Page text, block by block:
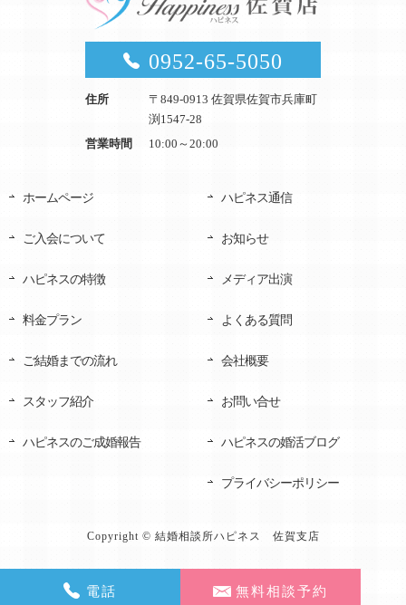
0952-65-5050
住所
〒849-0913 佐賀県佐賀市兵庫町
渕1547-28
営業時間
10:00～20:00
ホームページ
ご入会について
ハピネスの特徴
料金プラン
ご結婚までの流れ
スタッフ紹介
ハピネスのご成婚報告
ハピネス通信
お知らせ
メディア出演
よくある質問
会社概要
お問い合せ
ハピネスの婚活ブログ
プライバシーポリシー
Copyright © 結婚相談所ハピネス 佐賀支店
電話 無料相談予約